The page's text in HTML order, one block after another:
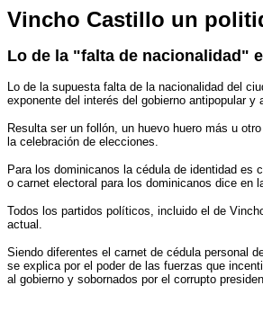
Vincho Castillo un
Lo de la "falta de nacionalidad"
Lo de la supuesta falta de la nacionalidad del
exponente del interés del gobierno antipopular y
Resulta ser un follón, un huevo huero más u
la celebración de elecciones.
Para los dominicanos la cédula de identidad es
o carnet electoral para los dominicanos dice en
Todos los partidos políticos, incluido el de
actual.
Siendo diferentes el carnet de cédula personal
se explica por el poder de las fuerzas que
al gobierno y sobornados por el corrupto